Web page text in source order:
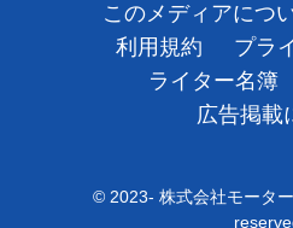
広告掲載につい
このメディアにつ
利用規約
プラ
ライター名簿
広告掲載
© 2023- 株式会社モータ